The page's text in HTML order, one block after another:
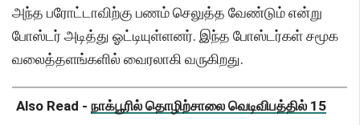
அந்த பரோட்டாவிற்கு பணம் செலுத்த வேண்டும் என்று
போஸ்டர் அடித்து ஓட்டியுள்ளனர். இந்த போஸ்டர்கள் சமூக
வலைத்தளங்களில் வைரலாகி வருகிறது.
Also Read - நாக்பூரில் தொழிற்சாலை வெடிவிபத்தில் 15